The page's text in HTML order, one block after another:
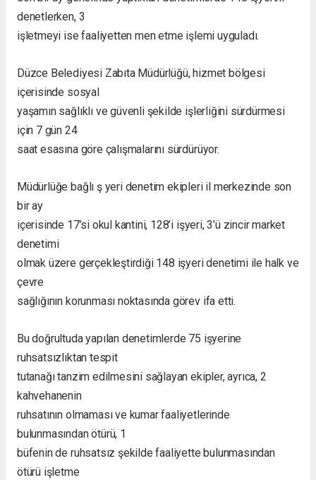
denetlerken, 3
işletmeyi ise faaliyetten men etme işlemi uyguladı.
Düzce Belediyesi Zabıta Müdürlüğü, hizmet bölgesi
içerisinde sosyal
yaşamın sağlıklı ve güvenli şekilde işlerliğini sürdürmesi
için 7 gün 24
saat esasına göre çalışmalarını sürdürüyor.
Müdürlüğe bağlı ş yeri denetim ekipleri il merkezinde son
bir ay
içerisinde 17’si okul kantini, 128’i işyeri, 3’ü zincir market
denetimi
olmak üzere gerçekleştirdiği 148 işyeri denetimi ile halk ve
çevre
sağlığının korunması noktasında görev ifa etti.
Bu doğrultuda yapılan denetimlerde 75 işyerine
ruhsatsızlıktan tespit
tutanağı tanzim edilmesini sağlayan ekipler, ayrıca, 2
kahvehanenin
ruhsatının olmaması ve kumar faaliyetlerinde
bulunmasından ötürü, 1
büfenin de ruhsatsız şekilde faaliyette bulunmasından
ötürü işletme